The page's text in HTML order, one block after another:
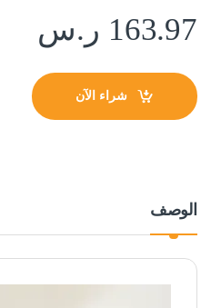
163.97 ر.س
شراء الآن
الوصف